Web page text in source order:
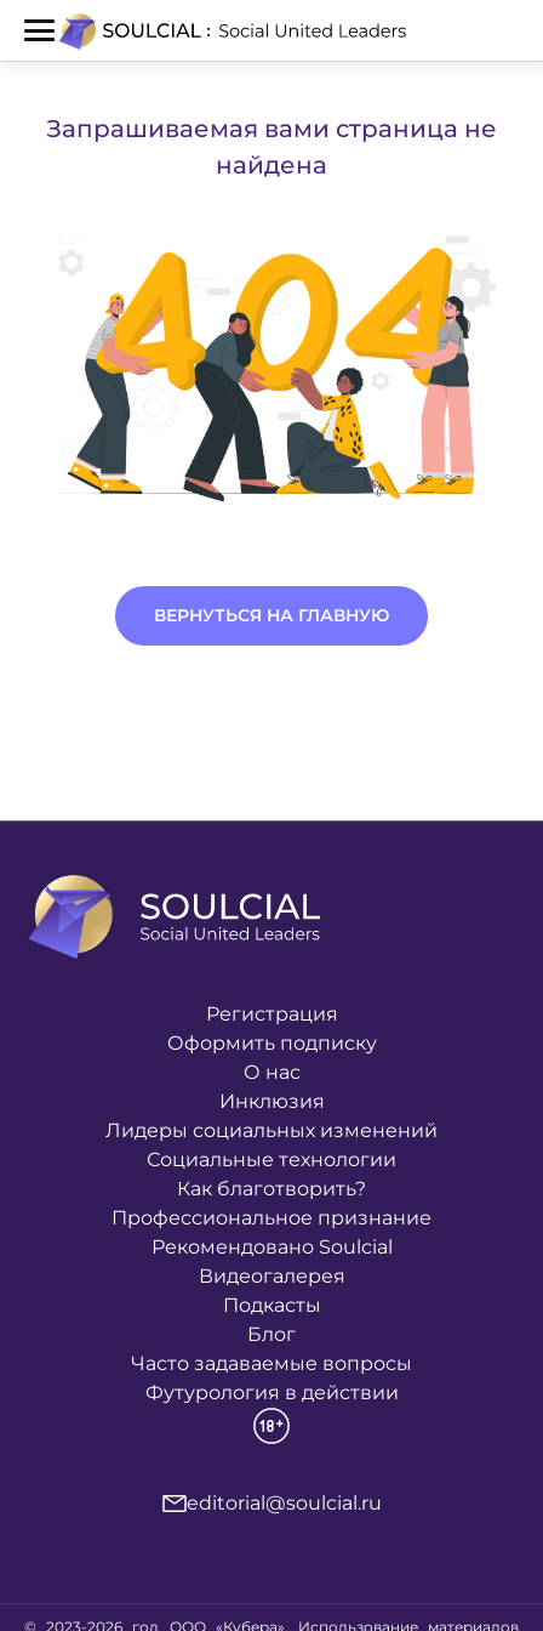
Запрашиваемая вами страница не
найдена
ВЕРНУТЬСЯ НА ГЛАВНУЮ
Регистрация
Оформить подписку
О нас
Инклюзия
Лидеры социальных изменений
Социальные технологии
Как благотворить?
Профессиональное признание
Рекомендовано Soulcial
Видеогалерея
Подкасты
Блог
Часто задаваемые вопросы
Футурология в действии
editorial@soulcial.ru
© 2023-2026 год ООО «Кубера». Использование материалов